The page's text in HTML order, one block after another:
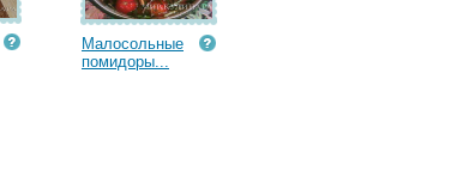
Малосольные
помидоры...